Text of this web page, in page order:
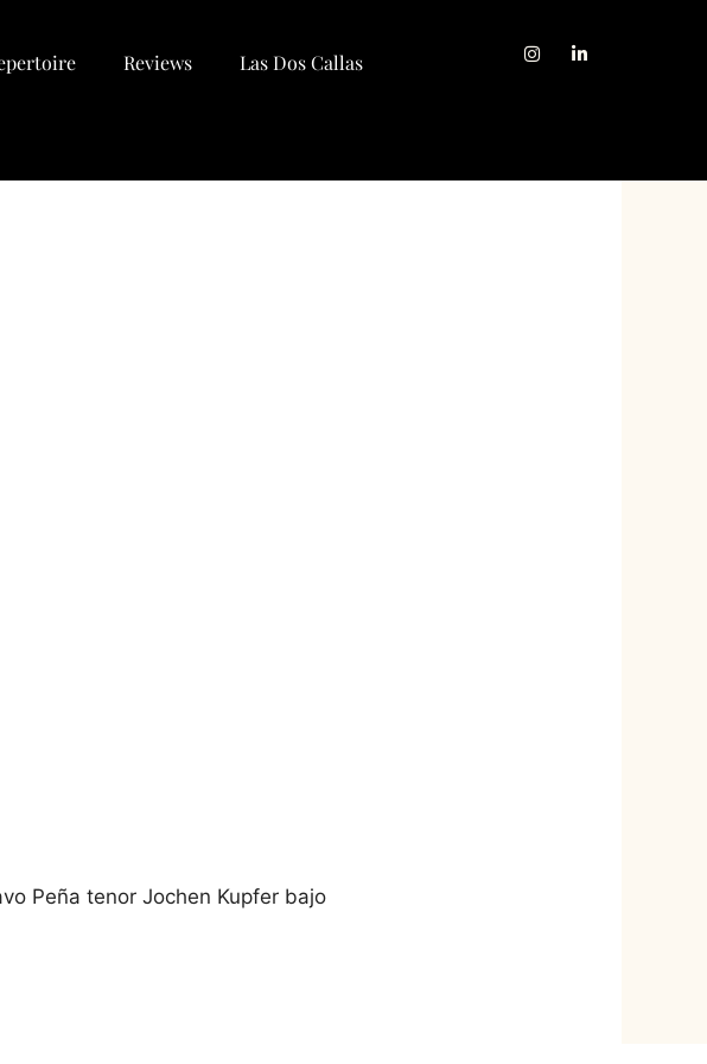
Reviews Las Dos Callas
Peña tenor Jochen Kupfer bajo